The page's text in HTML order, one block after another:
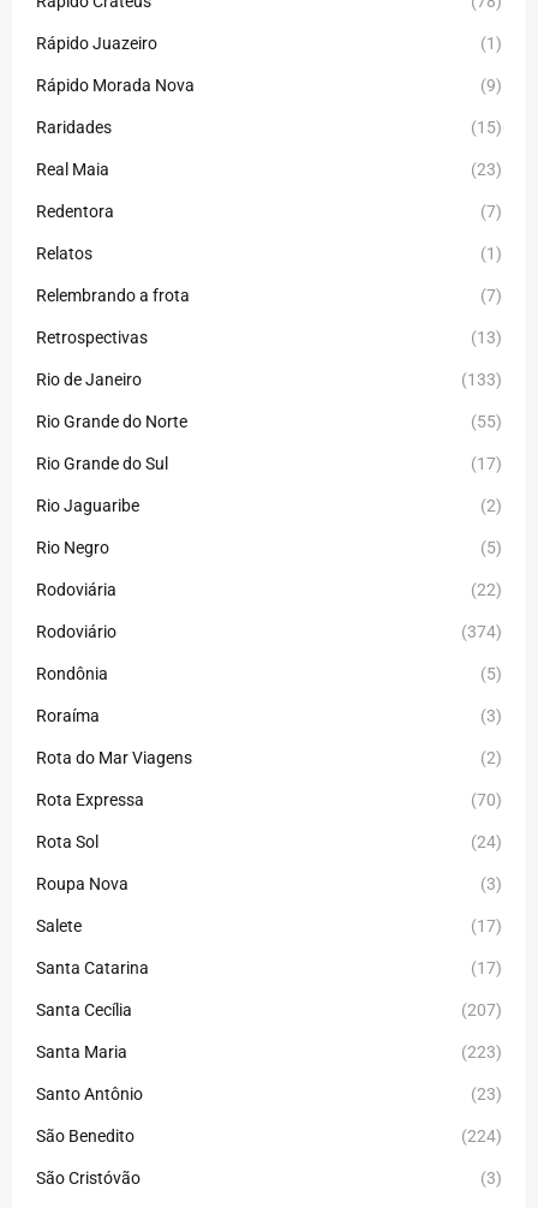
Rápido Juazeiro (1)
Rápido Morada Nova (9)
Raridades (15)
Real Maia (23)
Redentora (7)
Relatos (1)
Relembrando a frota (7)
Retrospectivas (13)
Rio de Janeiro (133)
Rio Grande do Norte (55)
Rio Grande do Sul (17)
Rio Jaguaribe (2)
Rio Negro (5)
Rodoviária (22)
Rodoviário (374)
Rondônia (5)
Roraíma (3)
Rota do Mar Viagens (2)
Rota Expressa (70)
Rota Sol (24)
Roupa Nova (3)
Salete (17)
Santa Catarina (17)
Santa Cecília (207)
Santa Maria (223)
Santo Antônio (23)
São Benedito (224)
São Cristóvão (3)